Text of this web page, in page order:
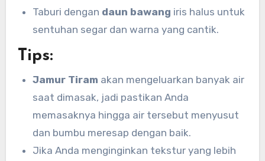
Taburi dengan daun bawang iris halus untuk
sentuhan segar dan warna yang cantik.
Tips:
Jamur Tiram akan mengeluarkan banyak air
saat dimasak, jadi pastikan Anda
memasaknya hingga air tersebut menyusut
dan bumbu meresap dengan baik.
Jika Anda menginginkan tekstur yang lebih